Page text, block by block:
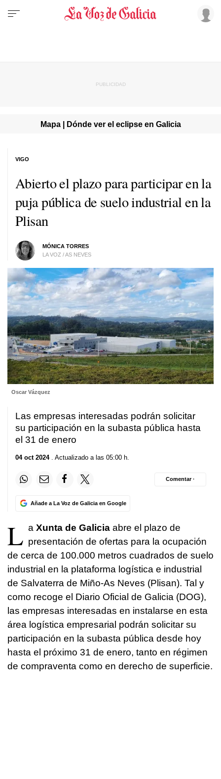
Mapa | Dónde ver el eclipse en Galicia
Abierto el plazo para participar en la
puja pública de suelo industrial en la
Plisan
MÓNICA TORRES
LA VOZ / AS NEVES
VIGO
Oscar Vázquez
Las empresas interesadas podrán solicitar
su participación en la subasta pública hasta
el 31 de enero
04 oct 2024. Actualizado a las 05:00 h.
Añade a La Voz de Galicia en Google
Comentar ·
L a Xunta de Galicia abre el plazo de
presentación de ofertas para la ocupación
de cerca de 100.000 metros cuadrados de suelo
industrial en la plataforma logística e industrial
de Salvaterra de Miño-As Neves (Plisan). Tal y
como recoge el Diario Oficial de Galicia (DOG),
las empresas interesadas en instalarse en esta
área logística empresarial podrán solicitar su
participación en la subasta pública desde hoy
hasta el próximo 31 de enero, tanto en régimen
de compraventa como en derecho de superficie.